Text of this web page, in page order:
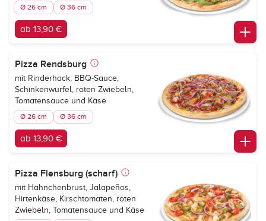
Ø 26 cm Ø 36 cm
ab 13,90 €
Pizza Rendsburg
mit Rinderhack, BBQ-Sauce,
Schinkenwürfel, roten Zwiebeln,
Tomatensauce und Käse
Ø 26 cm Ø 36 cm
ab 13,90 €
Pizza Flensburg (scharf)
mit Hähnchenbrust, Jalapeños,
Hirtenkäse, Kirschtomaten, roten
Zwiebeln, Tomatensauce und Käse